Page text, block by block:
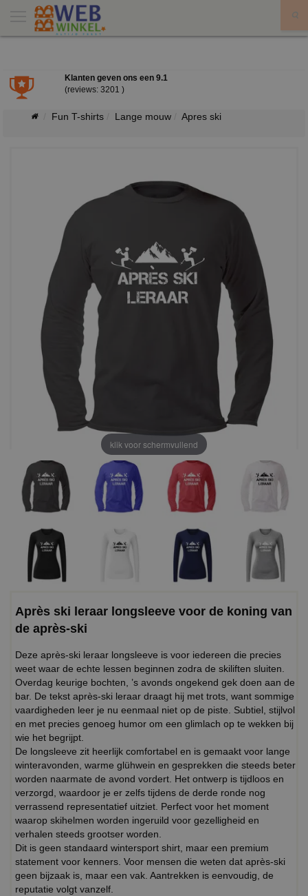
Klanten geven ons een 9.1
(reviews: 3201 )
Fun T-shirts Lange mouw Apres ski
klik voor schermvullend
Après ski leraar longsleeve voor de koning van
de après-ski
Deze après-ski leraar longsleeve is voor iedereen die precies
weet waar de echte lessen beginnen zodra de skiliften sluiten.
Overdag keurige bochten, ’s avonds ongekend gek doen aan de
bar. De tekst après-ski leraar draagt hij met trots, want sommige
vaardigheden leer je nu eenmaal niet op de piste. Subtiel, stijlvol
en met precies genoeg humor om een glimlach op te wekken bij
wie het begrijpt.
De longsleeve zit heerlijk comfortabel en is gemaakt voor lange
winteravonden, warme glühwein en gesprekken die steeds beter
worden naarmate de avond vordert. Het ontwerp is tijdloos en
verzorgd, waardoor je er zelfs tijdens de derde ronde nog
verrassend representatief uitziet. Perfect voor het moment
waarop skihelmen worden ingeruild voor gezelligheid en
verhalen steeds grootser worden.
Dit is geen standaard wintersport shirt, maar een premium
statement voor kenners. Voor mensen die weten dat après-ski
geen bijzaak is, maar een vak. Aantrekken is eenvoudig, de
reputatie volgt vanzelf.